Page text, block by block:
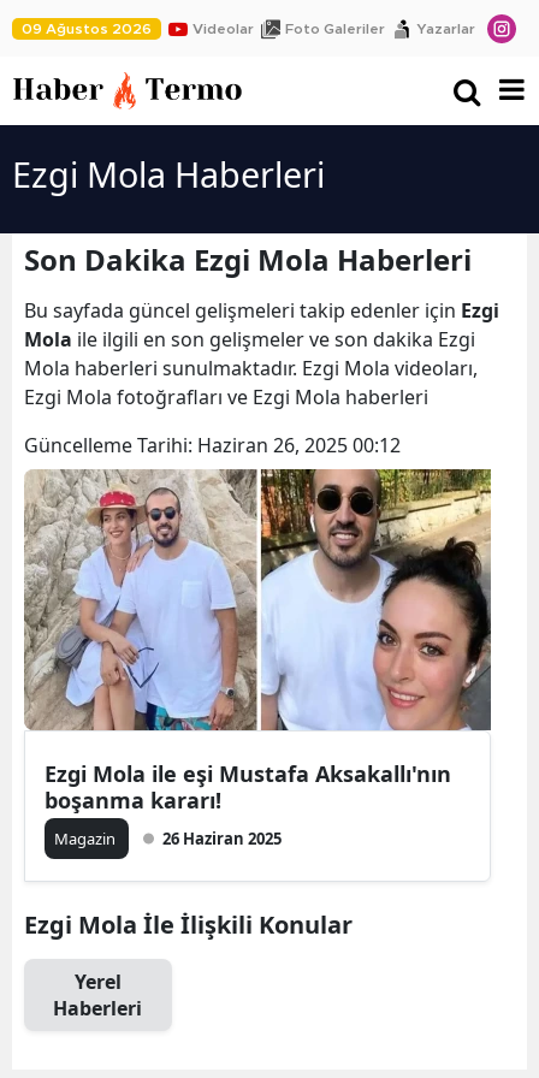
09 Ağustos 2026 Videolar Foto Galeriler Yazarlar
Ezgi Mola Haberleri
Son Dakika Ezgi Mola Haberleri
Bu sayfada güncel gelişmeleri takip edenler için Ezgi
Mola ile ilgili en son gelişmeler ve son dakika Ezgi
Mola haberleri sunulmaktadır. Ezgi Mola videoları,
Ezgi Mola fotoğrafları ve Ezgi Mola haberleri
Güncelleme Tarihi: Haziran 26, 2025 00:12
Ezgi Mola ile eşi Mustafa Aksakallı'nın
boşanma kararı!
Magazin 26 Haziran 2025
Ezgi Mola İle İlişkili Konular
Yerel
Haberleri